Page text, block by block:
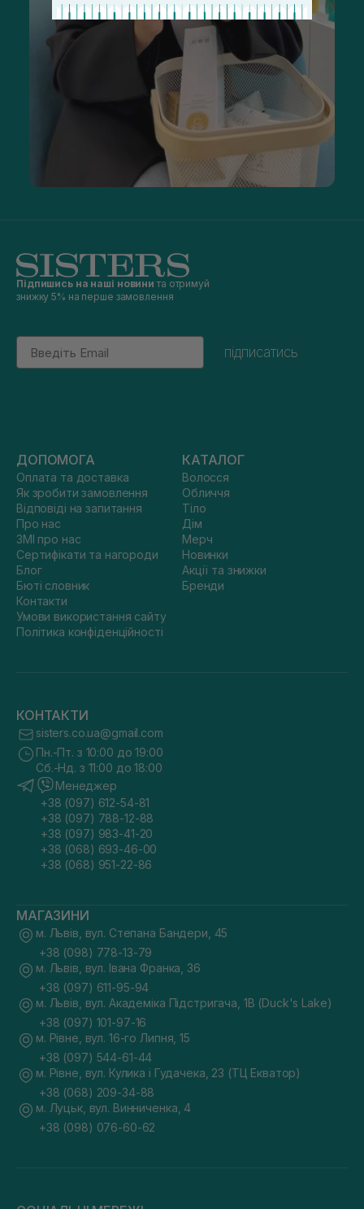
Підпишись на наші новини та отримуй
знижку 5% на перше замовлення
Email
підписатись
ДОПОМОГА
Оплата та доставка
Як зробити замовлення
Відповіді на запитання
Про нас
ЗМІ про нас
Сертифікати та нагороди
Блог
Бюті словник
Контакти
Умови використання сайту
Політика конфіденційності
КАТАЛОГ
Волосся
Обличчя
Тіло
Дім
Мерч
Новинки
Акції та знижки
Бренди
КОНТАКТИ
sisters.co.ua@gmail.com
Пн.-Пт. з 10:00 до 19:00
Сб.-Нд. з 11:00 до 18:00
Менеджер
+38 (097) 612-54-81
+38 (097) 788-12-88
+38 (097) 983-41-20
+38 (068) 693-46-00
+38 (068) 951-22-86
МАГАЗИНИ
м. Львів, вул. Степана Бандери, 45
+38 (098) 778-13-79
м. Львів, вул. Івана Франка, 36
+38 (097) 611-95-94
м. Львів, вул. Академіка Підстригача, 1В (Duck's Lake)
+38 (097) 101-97-16
м. Рівне, вул. 16-го Липня, 15
+38 (097) 544-61-44
м. Рівне, вул. Кулика і Гудачека, 23 (ТЦ Екватор)
+38 (068) 209-34-88
м. Луцьк, вул. Винниченка, 4
+38 (098) 076-60-62